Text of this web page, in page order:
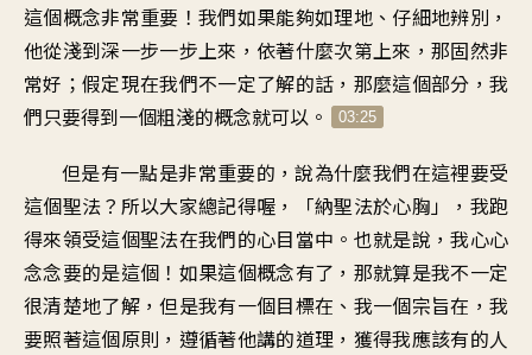
這個概念非常重要！我們如果能夠如理地、仔細地辨別，
他從淺到深一步一步上來，依著什麼次第上來，那固然非
常好；假定現在我們不一定了解的話，那麼這個部分，我
們只要得到一個粗淺的概念就可以。
03:25
但是有一點是非常重要的，說為什麼我們在這裡要受
這個聖法？所以大家總記得喔，「納聖法於心胸」，我跑
得來領受這個聖法在我們的心目當中。也就是說，我心心
念念要的是這個！如果這個概念有了，那就算是我不一定
很清楚地了解，但是我有一個目標在、我一個宗旨在，我
要照著這個原則，遵循著他講的道理，獲得我應該有的人